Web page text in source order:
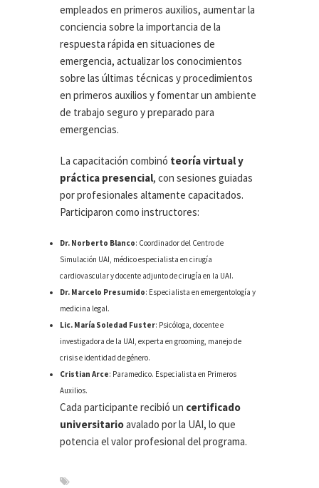
empleados en primeros auxilios, aumentar la
conciencia sobre la importancia de la
respuesta rápida en situaciones de
emergencia, actualizar los conocimientos
sobre las últimas técnicas y procedimientos
en primeros auxilios y fomentar un ambiente
de trabajo seguro y preparado para
emergencias.
La capacitación combinó teoría virtual y
práctica presencial, con sesiones guiadas
por profesionales altamente capacitados.
Participaron como instructores:
Dr. Norberto Blanco: Coordinador del Centro de
Simulación UAI, médico especialista en cirugía
cardiovascular y docente adjunto de cirugía en la UAI.
Dr. Marcelo Presumido: Especialista en emergentología y
medicina legal.
Lic. María Soledad Fuster: Psicóloga, docente e
investigadora de la UAI, experta en grooming, manejo de
crisis e identidad de género.
Cristian Arce: Paramedico. Especialista en Primeros
Auxilios.
Cada participante recibió un certificado
universitarioavalado por la UAI, lo que
potencia el valor profesional del programa.